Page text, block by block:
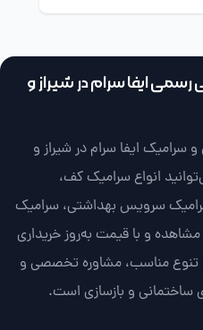
ایفا سرام در شیراز و
ایفا سرام در شیراز و
انواع سرامیک کف،
سرویس بهداشتی، سرامیک
و با قیمت به‌روز خریداری
تنوع مناسب، مشاوره تخصصی و
ساختمانی و بازسازی است.